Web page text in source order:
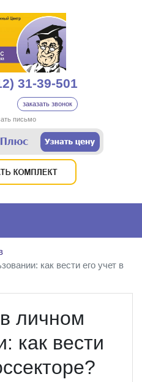
31-39-501
заказать звонок
письмо
как вести его учет в
личном
как вести